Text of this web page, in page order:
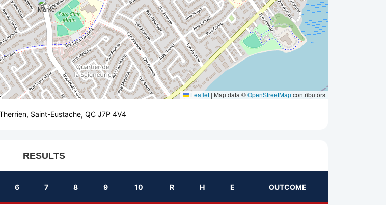
Leaflet | Map data ©OpenStreetMapcontributors
Saint-Eustache, QC J7P 4V4
RESULTS
6 7 8 9 10 R H E OUTCOME